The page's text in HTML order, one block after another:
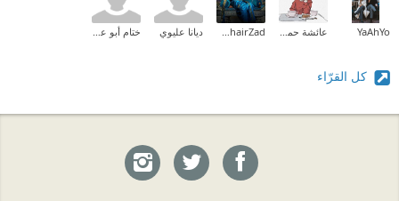
YaAhYo عائشة حمدي Rahel KhairZad ديانا عليوي ختام أبو علي
كل القرّاء